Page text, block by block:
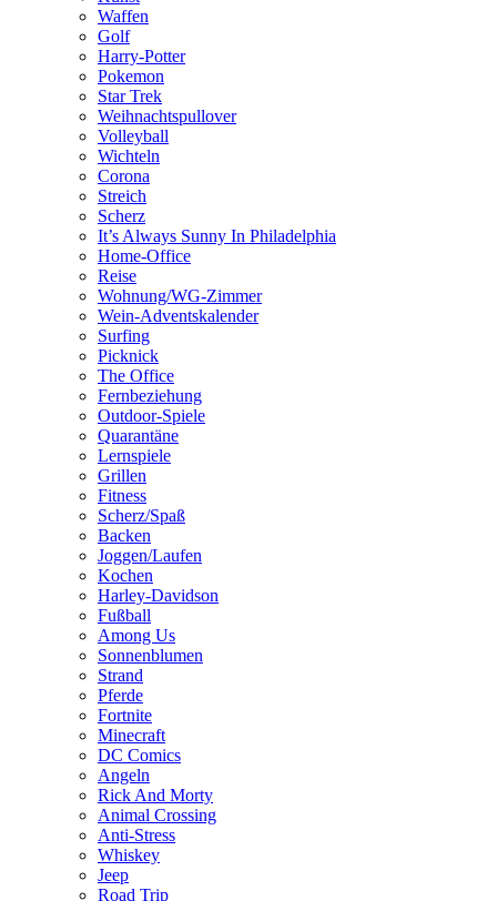
Waffen
Golf
Harry-Potter
Pokemon
Star Trek
Weihnachtspullover
Volleyball
Wichteln
Corona
Streich
Scherz
It’s Always Sunny In Philadelphia
Home-Office
Reise
Wohnung/WG-Zimmer
Wein-Adventskalender
Surfing
Picknick
The Office
Fernbeziehung
Outdoor-Spiele
Quarantäne
Lernspiele
Grillen
Fitness
Scherz/Spaß
Backen
Joggen/Laufen
Kochen
Harley-Davidson
Fußball
Among Us
Sonnenblumen
Strand
Pferde
Fortnite
Minecraft
DC Comics
Angeln
Rick And Morty
Animal Crossing
Anti-Stress
Whiskey
Jeep
Road Trip